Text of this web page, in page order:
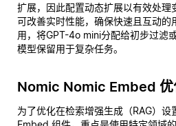
扩展，因此配置动态扩展以有效处理
可改善实时性能，确保快速且互动的
用，将GPT-4o mini分配给初步过滤
模型保留用于复杂任务。
Nomic Nomic Embed 优
为了优化在检索增强生成（RAG）